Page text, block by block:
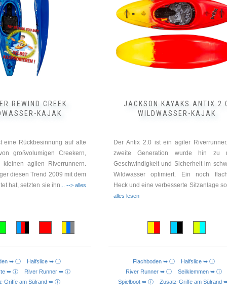
REWIND CREEK
KAJAK
eine Rückbesinnung auf alte
großvolumigen Creekern,
agilen Riverrunnern.
diesen Trend 2009 mit dem
hat, setzten sie ihn ... --> alles
➥ ⓘ Halfslice ➥ ⓘ
➥ ⓘ River Runner ➥ ⓘ
Griffe am Sülrand ➥ ⓘ
JACKSON KAYAKS ANTIX
WILDWASSER-KAJAK
Der Antix 2.0 ist ein agiler
zweite Generation wurde hin zu
Geschwindigkeit und Sicherheit im
Wildwasser optimiert. Ein noch
Heck und eine verbesserte Sitzanlage so
alles lesen
Flachboden ➥ ⓘ Halfslice ➥ ⓘ
River Runner ➥ ⓘ Seilklemmen ➥ ⓘ
Spielboot ➥ ⓘZusatz-Griffe am Sülrand